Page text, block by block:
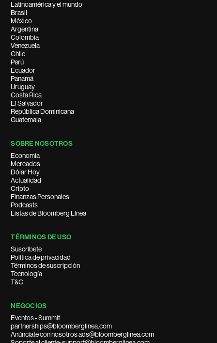
Latinoamérica y el mundo
Brasil
México
Argentina
Colombia
Venezuela
Chile
Perú
Ecuador
Panamá
Uruguay
Costa Rica
El Salvador
República Dominicana
Guatemala
SOBRE NOSOTROS
Economía
Mercados
Dólar Hoy
Actualidad
Cripto
Finanzas Personales
Podcasts
Listas de Bloomberg Línea
TÉRMINOS DE USO
Suscríbete
Política de privacidad
Términos de suscripción
Tecnología
T&C
NEGOCIOS
Eventos - Summit
partnerships@bloomberglinea.com
Anúnciate con nosotros ads@bloomberglinea.com